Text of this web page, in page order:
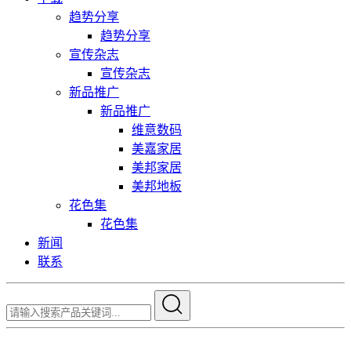
趋势分享
趋势分享
宣传杂志
宣传杂志
新品推广
新品推广
维意数码
美嘉家居
美邦家居
美邦地板
花色集
花色集
新闻
联系